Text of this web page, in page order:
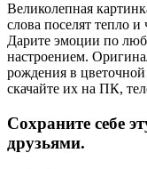
Великолепная
слова поселят тепло и
Дарите эмоции по
настроением.
рождения в
скачайте их на ПК,
Сохраните себе
друзьями.